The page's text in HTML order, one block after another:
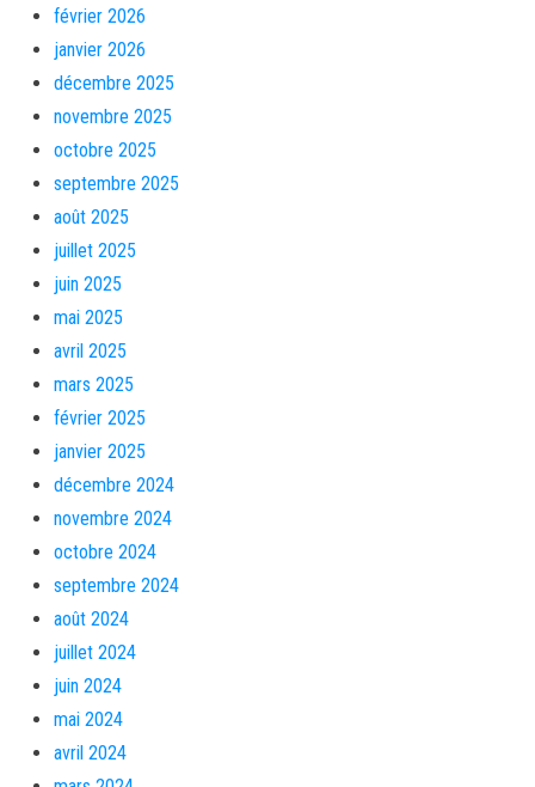
février 2026
janvier 2026
décembre 2025
novembre 2025
octobre 2025
septembre 2025
août 2025
juillet 2025
juin 2025
mai 2025
avril 2025
mars 2025
février 2025
janvier 2025
décembre 2024
novembre 2024
octobre 2024
septembre 2024
août 2024
juillet 2024
juin 2024
mai 2024
avril 2024